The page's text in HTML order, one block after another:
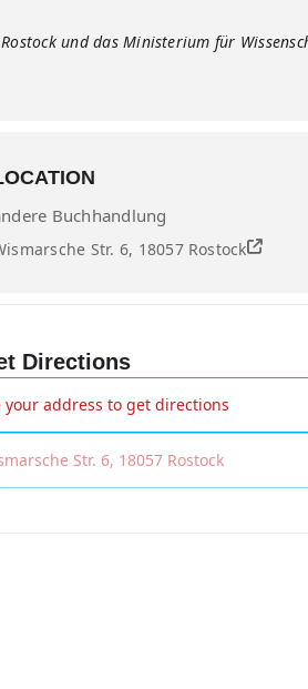
und das Ministerium für
Buchhandlung
Str. 6, 18057 Rostock
Directions
- Katerina Poladjan: »Goldstrand«
Address - Katerina Poladjan: